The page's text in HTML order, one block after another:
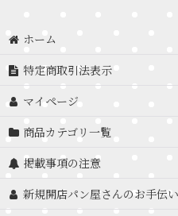
ホーム
特定商取引法表示
マイページ
商品カテゴリ一覧
掲載事項の注意
新規開店パン屋さんのお手伝い